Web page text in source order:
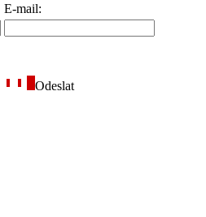
E-mail:
Odeslat